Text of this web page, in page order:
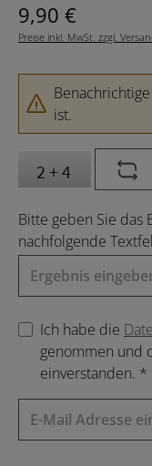
Regulärer Preis:
9,90 €
Preise inkl. MwSt. zzgl.
ist.
Bitte geben Sie das
nachfolgende
Ich habe die
genommen und
einverstanden. *